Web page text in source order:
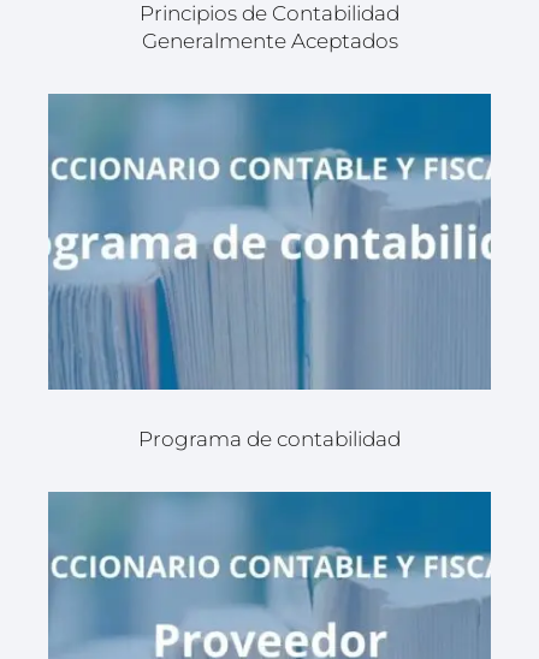
Principios de Contabilidad
Generalmente Aceptados
Programa de contabilidad